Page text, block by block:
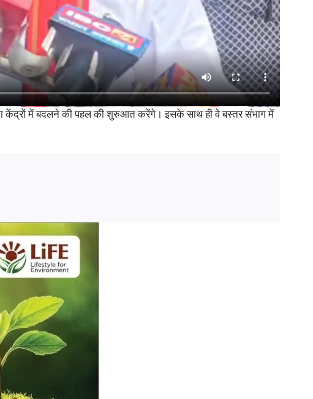
केंद्रों में बदलने की पहल की शुरुआत करेंगे। इसके साथ ही वे बस्तर संभाग में